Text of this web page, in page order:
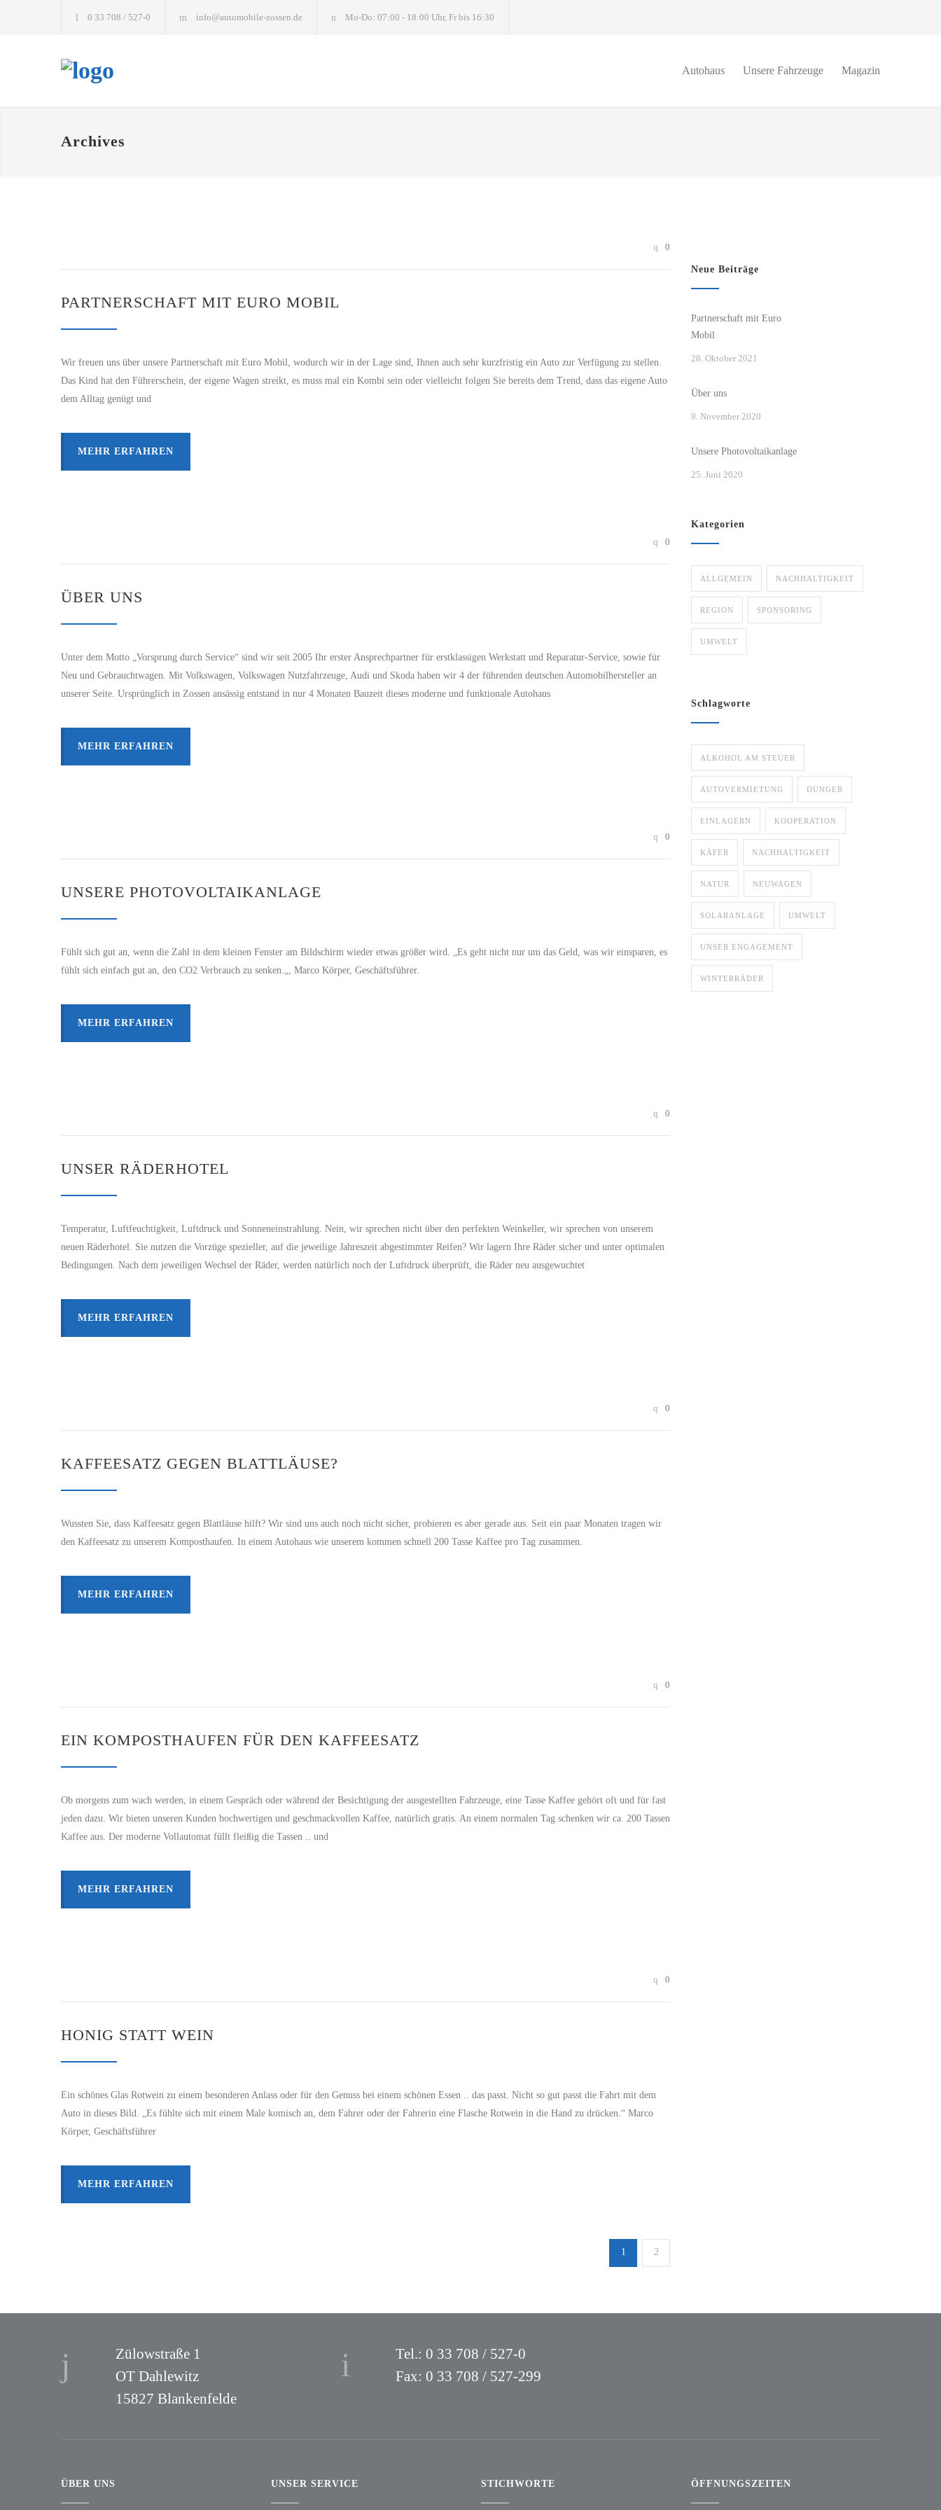
0 33 708 / 527-0 info@automobile-zossen.de Mo-Do: 07:00 - 18:00 Uhr, Fr bis 16:30
Autohaus Unsere Fahrzeuge Magazin
Archives
0
PARTNERSCHAFT MIT EURO MOBIL
Wir freuen uns über unsere Partnerschaft mit Euro Mobil, wodurch wir in der Lage sind, Ihnen auch sehr kurzfristig ein Auto zur Verfügung zu stellen.
Das Kind hat den Führerschein, der eigene Wagen streikt, es muss mal ein Kombi sein oder vielleicht folgen Sie bereits dem Trend, dass das eigene Auto
dem Alltag genügt und
MEHR ERFAHREN
0
ÜBER UNS
Unter dem Motto „Vorsprung durch Service“ sind wir seit 2005 Ihr erster Ansprechpartner für erstklassigen Werkstatt und Reparatur-Service, sowie für
Neu und Gebrauchtwagen. Mit Volkswagen, Volkswagen Nutzfahrzeuge, Audi und Skoda haben wir 4 der führenden deutschen Automobilhersteller an
unserer Seite. Ursprünglich in Zossen ansässig entstand in nur 4 Monaten Bauzeit dieses moderne und funktionale Autohaus
MEHR ERFAHREN
0
UNSERE PHOTOVOLTAIKANLAGE
Fühlt sich gut an, wenn die Zahl in dem kleinen Fenster am Bildschirm wieder etwas größer wird. „Es geht nicht nur um das Geld, was wir einsparen, es
fühlt sich einfach gut an, den CO2 Verbrauch zu senken.„, Marco Körper, Geschäftsführer.
MEHR ERFAHREN
0
UNSER RÄDERHOTEL
Temperatur, Luftfeuchtigkeit, Luftdruck und Sonneneinstrahlung. Nein, wir sprechen nicht über den perfekten Weinkeller, wir sprechen von unserem
neuen Räderhotel. Sie nutzen die Vorzüge spezieller, auf die jeweilige Jahreszeit abgestimmter Reifen? Wir lagern Ihre Räder sicher und unter optimalen
Bedingungen. Nach dem jeweiligen Wechsel der Räder, werden natürlich noch der Luftdruck überprüft, die Räder neu ausgewuchtet
MEHR ERFAHREN
0
KAFFEESATZ GEGEN BLATTLÄUSE?
Wussten Sie, dass Kaffeesatz gegen Blattläuse hilft? Wir sind uns auch noch nicht sicher, probieren es aber gerade aus. Seit ein paar Monaten tragen wir
den Kaffeesatz zu unserem Komposthaufen. In einem Autohaus wie unserem kommen schnell 200 Tasse Kaffee pro Tag zusammen.
MEHR ERFAHREN
0
EIN KOMPOSTHAUFEN FÜR DEN KAFFEESATZ
Ob morgens zum wach werden, in einem Gespräch oder während der Besichtigung der ausgestellten Fahrzeuge, eine Tasse Kaffee gehört oft und für fast
jeden dazu. Wir bieten unseren Kunden hochwertigen und geschmackvollen Kaffee, natürlich gratis. An einem normalen Tag schenken wir ca. 200 Tassen
Kaffee aus. Der moderne Vollautomat füllt fleißig die Tassen .. und
MEHR ERFAHREN
0
HONIG STATT WEIN
Ein schönes Glas Rotwein zu einem besonderen Anlass oder für den Genuss bei einem schönen Essen .. das passt. Nicht so gut passt die Fahrt mit dem
Auto in dieses Bild. „Es fühlte sich mit einem Male komisch an, dem Fahrer oder der Fahrerin eine Flasche Rotwein in die Hand zu drücken.“ Marco
Körper, Geschäftsführer
MEHR ERFAHREN
1 2
Neue Beiträge
Partnerschaft mit Euro
Mobil
28. Oktober 2021
Über uns
9. November 2020
Unsere Photovoltaikanlage
25. Juni 2020
Kategorien
ALLGEMEIN NACHHALTIGKEIT
REGION SPONSORING
UMWELT
Schlagworte
ALKOHOL AM STEUER
AUTOVERMIETUNG DÜNGER
EINLAGERN KOOPERATION
KÄFER NACHHALTIGKEIT
NATUR NEUWAGEN
SOLARANLAGE UMWELT
UNSER ENGAGEMENT
WINTERRÄDER
Zülowstraße 1
OT Dahlewitz
15827 Blankenfelde
Tel.: 0 33 708 / 527-0
Fax: 0 33 708 / 527-299
ÜBER UNS UNSER SERVICE STICHWORTE ÖFFNUNGSZEITEN